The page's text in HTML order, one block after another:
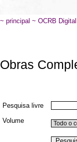
~ principal ~ OCRB Digital
Obras
Pesquisa livre
Volume